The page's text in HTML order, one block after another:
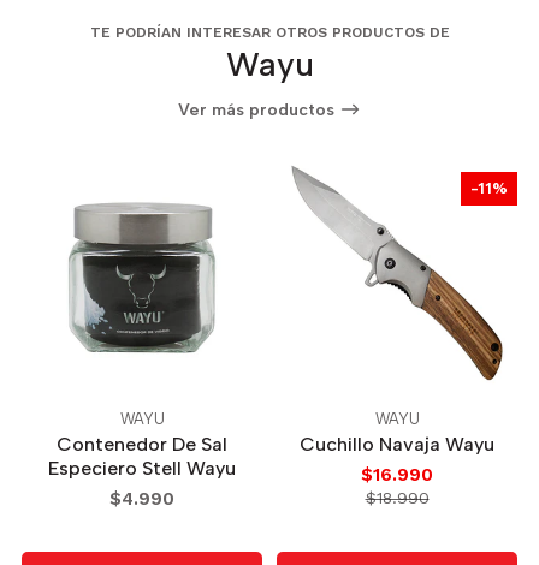
TE PODRÍAN INTERESAR OTROS PRODUCTOS DE
Wayu
Ver más productos
WAYU
Contenedor De Sal
Especiero Stell Wayu
$4.990
-11%
WAYU
Cuchillo Navaja Wayu
$16.990
$18.990